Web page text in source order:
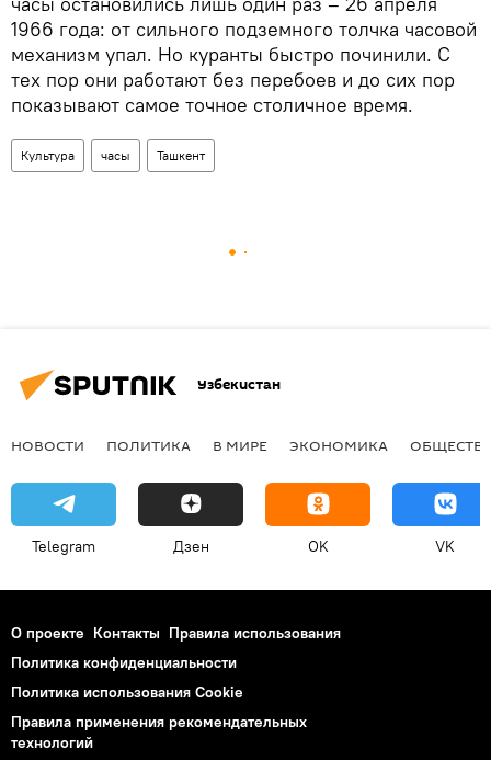
1966 года: от сильного подземного толчка часовой
механизм упал. Но куранты быстро починили. С
тех пор они работают без перебоев и до сих пор
показывают самое точное столичное время.
Культура часы Ташкент
Узбекистан
НОВОСТИ ПОЛИТИКА В МИРЕ ЭКОНОМИКА
Telegram Дзен OK VK
О проекте Контакты Правила использования
Политика конфиденциальности
Политика использования Cookie
Правила применения рекомендательных
технологий